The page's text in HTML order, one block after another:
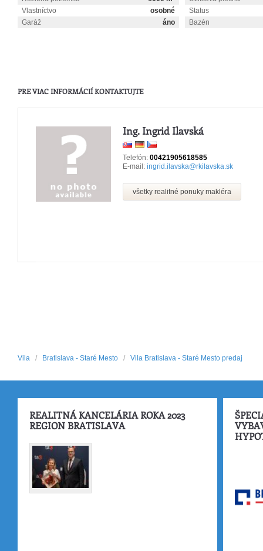
Vlastníctvo
osobné
Status
Garáž
áno Bazén
PRE VIAC INFORMÁCIÍ KONTAKTUJTE
Ing. Ingrid Ilavská
Telefón: 00421905618585
E-mail: ingrid.ilavska@rkilavska.sk
všetky realitné ponuky makléra
Vila / Bratislava - Staré Mesto / Vila Bratislava - Staré Mesto predaj
REALITNÁ KANCELÁRIA ROKA 2023
REGION BRATISLAVA